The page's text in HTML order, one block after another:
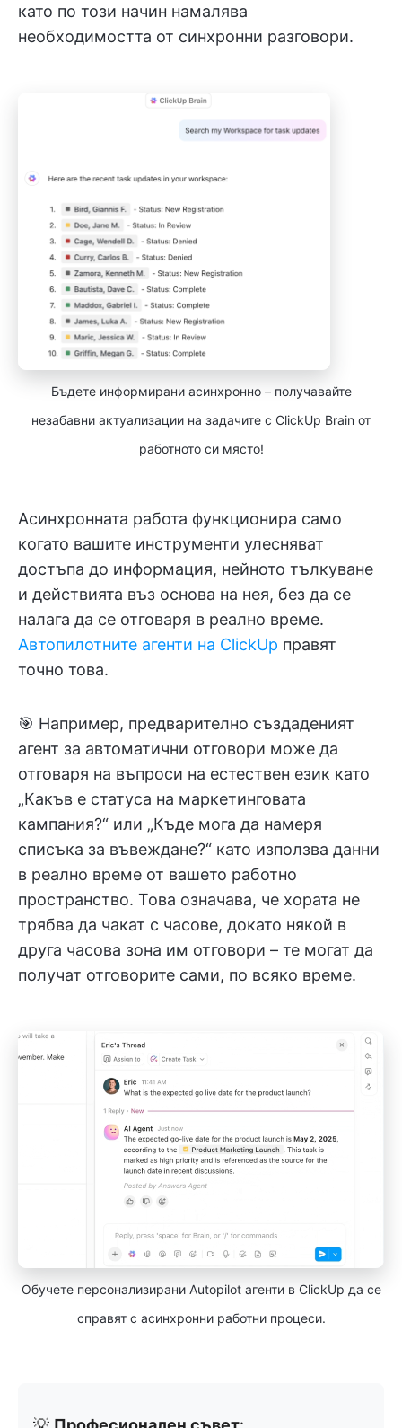
като по този начин намалява
необходимостта от синхронни разговори.
Бъдете информирани асинхронно – получавайте
незабавни актуализации на задачите с ClickUp Brain от
работното си място!
Асинхронната работа функционира само
когато вашите инструменти улесняват
достъпа до информация, нейното тълкуване
и действията въз основа на нея, без да се
налага да се отговаря в реално време.
Автопилотните агенти на ClickUp правят
точно това.
🎯 Например, предварително създаденият
агент за автоматични отговори може да
отговаря на въпроси на естествен език като
„Какъв е статуса на маркетинговата
кампания?“ или „Къде мога да намеря
списъка за въвеждане?“ като използва данни
в реално време от вашето работно
пространство. Това означава, че хората не
трябва да чакат с часове, докато някой в
друга часова зона им отговори – те могат да
получат отговорите сами, по всяко време.
Обучете персонализирани Autopilot агенти в ClickUp да се
справят с асинхронни работни процеси.